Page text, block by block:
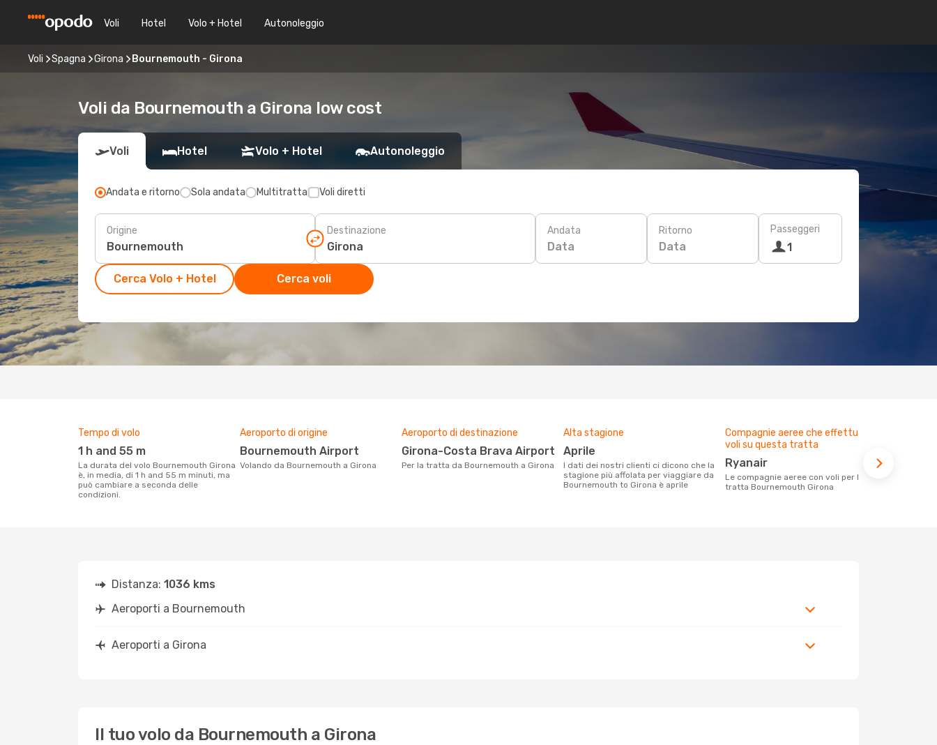
Voli Hotel Volo + Hotel Autonoleggio
Voli Spagna Girona Bournemouth - Girona
Voli da Bournemouth a Girona low cost
Voli Hotel Volo + Hotel Autonoleggio
Andata e ritorno Sola andata Multitratta Voli diretti
Origine Destinazione Andata
Data
Ritorno
Data
Passeggeri
1
Cerca Volo + Hotel Cerca voli
Tempo di volo
1 h and 55 m
La durata del volo Bournemouth Girona
è, in media, di 1 h and 55 m minuti, ma
può cambiare a seconda delle
condizioni.
Aeroporto di origine
Bournemouth Airport
Volando da Bournemouth a Girona
Aeroporto di destinazione
Girona-Costa Brava Airport
Per la tratta da Bournemouth a Girona
Alta stagione
aprile
I dati dei nostri clienti ci dicono che la
stagione più affolata per viaggiare da
Bournemouth to Girona è aprile
Compagnie aeree che effettuano
voli su questa tratta
Ryanair
Le compagnie aeree con voli per la
tratta Bournemouth Girona
Distanza: 1036 kms
Aeroporti a Bournemouth
Aeroporti a Girona
Il tuo volo da Bournemouth a Girona